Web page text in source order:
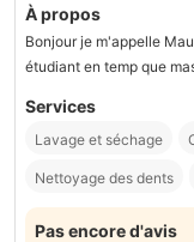
À propos
Bonjour je m'appelle
étudiant en temp que
Services
Lavage et séchage
Nettoyage des dents
Pas encore d'avis